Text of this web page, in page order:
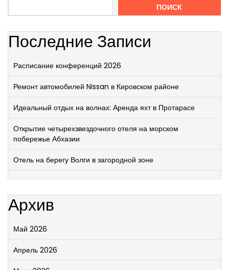
ПОИСК
Последние Записи
Расписание конференций 2026
Ремонт автомобилей Nissan в Кировском районе
Идеальный отдых на волнах: Аренда яхт в Протарасе
Открытие четырехзвездочного отеля на морском
побережье Абхазии
Отель на берегу Волги в загородной зоне
Архив
Май 2026
Апрель 2026